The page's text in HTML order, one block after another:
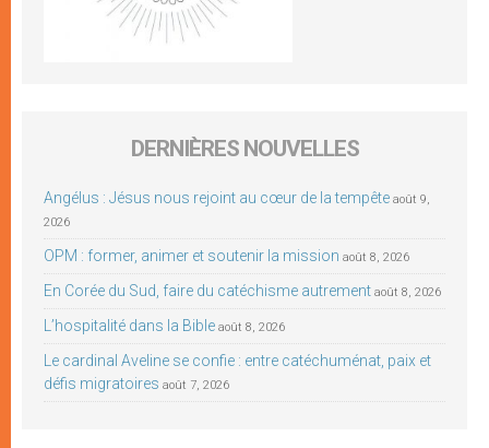
DERNIÈRES NOUVELLES
Angélus : Jésus nous rejoint au cœur de la tempête août 9,
2026
OPM : former, animer et soutenir la mission août 8, 2026
En Corée du Sud, faire du catéchisme autrement août 8, 2026
L’hospitalité dans la Bible août 8, 2026
Le cardinal Aveline se confie : entre catéchuménat, paix et
défis migratoires août 7, 2026